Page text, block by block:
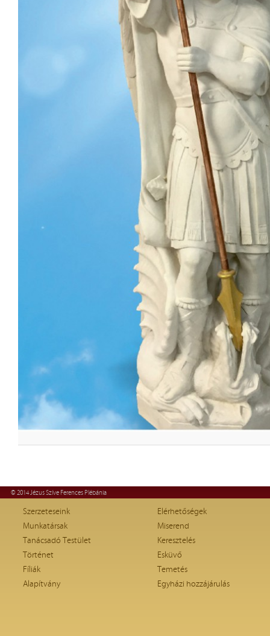
© 2014 Jézus Szíve Ferences Plébánia
Szerzeteseink
Munkatársak
Tanácsadó Testület
Történet
Fíliák
Alapítvány
Elérhetőségek
Miserend
Keresztelés
Esküvő
Temetés
Egyházi hozzájárulás